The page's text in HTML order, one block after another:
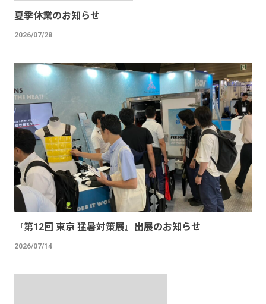
夏季休業のお知らせ
2026/07/28
『第12回 東京 猛暑対策展』出展のお知らせ
2026/07/14